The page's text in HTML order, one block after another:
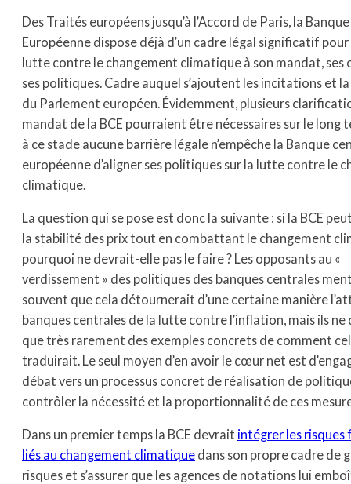
Des Traités européens jusqu’à l’Accord de Paris, la
Européenne dispose déjà d’un cadre légal significatif
lutte contre le changement climatique à son mandat, ses
ses politiques. Cadre auquel s’ajoutent les incitations et
du Parlement européen. Évidemment, plusieurs
mandat de la BCE pourraient être nécessaires sur le long
à ce stade aucune barrière légale n’empêche la Banque
européenne d’aligner ses politiques sur la lutte contre le
climatique.
La question qui se pose est donc la suivante : si la BCE
la stabilité des prix tout en combattant le changement
pourquoi ne devrait-elle pas le faire ? Les opposants au «
verdissement » des politiques des banques centrales
souvent que cela détournerait d’une certaine manière
banques centrales de la lutte contre l’inflation, mais ils
que très rarement des exemples concrets de comment
traduirait. Le seul moyen d’en avoir le cœur net est
débat vers un processus concret de réalisation de
contrôler la nécessité et la proportionnalité de ces
Dans un premier temps la BCE devrait intégrer les risques
liés au changement climatique dans son propre cadre de
risques et s’assurer que les agences de notations lui